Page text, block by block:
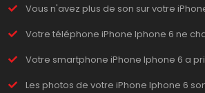
Vous n'avez plus de son sur votre
Votre téléphone iPhone Iphone 6 ne
Votre smartphone iPhone Iphone 6 a
Les photos de votre iPhone Iphone 6